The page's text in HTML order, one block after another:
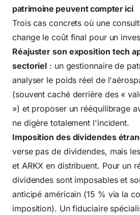
patrimoine peuvent compter ici
Trois cas concrets où une
change le coût final pour un
Réajuster son exposition tech
sectoriel : un gestionnaire de
analyser le poids réel de
(souvent caché derrière des «
») et proposer un rééquilibrage
ne digère totalement l'incident.
Imposition des dividendes
verse pas de dividendes, mais
et ARKX en distribuent. Pour un
dividendes sont imposables et
anticipé américain (15 % via la
imposition). Un fiduciaire